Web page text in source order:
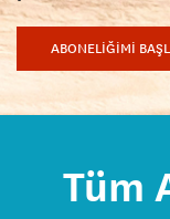
ABONELİĞİMİ
Tüm